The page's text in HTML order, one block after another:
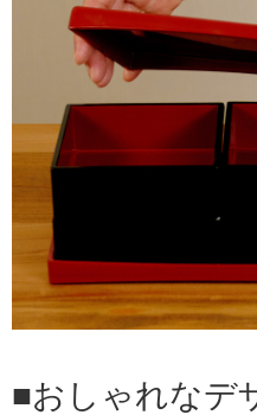
おしゃれなデ